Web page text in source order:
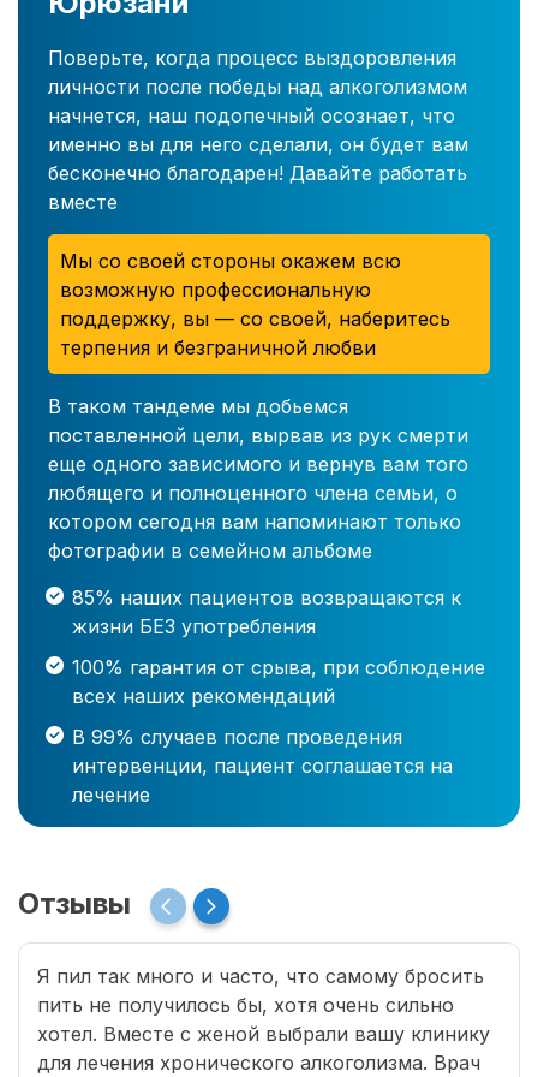
Поверьте, когда процесс выздоровления
личности после победы над алкоголизмом
начнется, наш подопечный осознает, что
именно вы для него сделали, он будет вам
бесконечно благодарен! Давайте работать
вместе
Мы со своей стороны окажем всю
возможную профессиональную
поддержку, вы — со своей, наберитесь
терпения и безграничной любви
В таком тандеме мы добьемся
поставленной цели, вырвав из рук смерти
еще одного зависимого и вернув вам того
любящего и полноценного члена семьи, о
котором сегодня вам напоминают только
фотографии в семейном альбоме
85% наших пациентов возвращаются к
жизни БЕЗ употребления
100% гарантия от срыва, при соблюдение
всех наших рекомендаций
В 99% случаев после проведения
интервенции, пациент соглашается на
лечение
Отзывы
Я пил так много и часто, что самому бросить
пить не получилось бы, хотя очень сильно
хотел. Вместе с женой выбрали вашу клинику
для лечения хронического алкоголизма. Врач